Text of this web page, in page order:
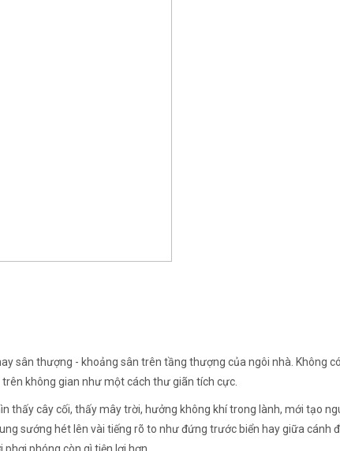
sân thượng - khoảng sân trên tầng thượng của ngôi nhà. Không
không gian như một cách thư giãn tích cực.
thấy cây cối, thấy mây trời, hưởng không khí trong lành, mới tạo
sướng hét lên vài tiếng rõ to như đứng trước biển hay giữa cánh